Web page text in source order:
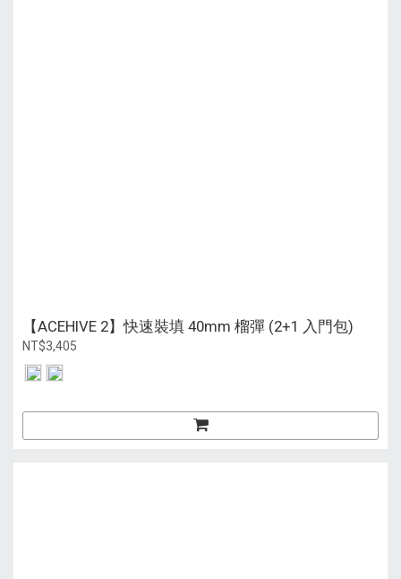
【ACEHIVE 2】快速裝填 40mm 榴彈 (2+1 入門包)
NT$3,405